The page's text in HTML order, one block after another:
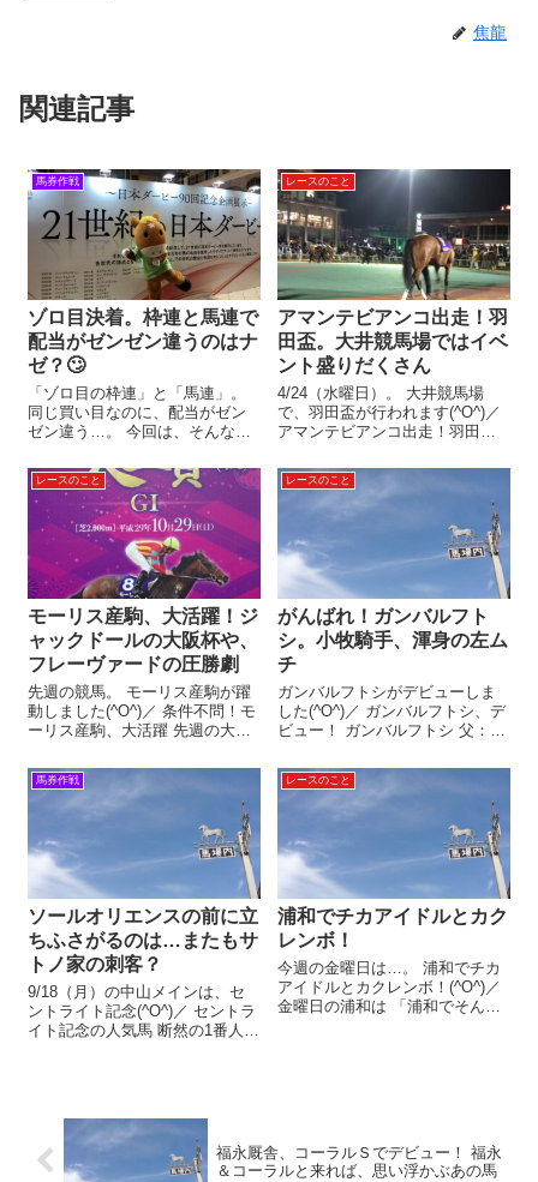
焦龍
関連記事
馬券作戦
ゾロ目決着。枠連と馬連で
配当がゼンゼン違うのはナ
ゼ？🙄
「ゾロ目の枠連」と「馬連」。
同じ買い目なのに、配当がゼン
ゼン違う…。 今回は、そんな話
のに… ――たとえば。 16頭立て
のレースで、下記の馬券は同じ
買い目。 ◆枠連1-1 ◆馬連1-2 オ
ッズは、だいたい同じ...
レースのこと
アマンテビアンコ出走！羽
田盃。大井競馬場ではイベ
ント盛りだくさん
4/24（水曜日）。 大井競馬場
で、羽田盃が行われます(^O^)／
アマンテビアンコ出走！羽田盃
が出走！ 白毛馬の戴冠なるか…
注目です🌟 大井競馬場では、イ
ベントが盛りだくさん！ 羽田盃
オリジナルキャップが当た...
レースのこと
モーリス産駒、大活躍！ジ
ャックドールの大阪杯や、
フレーヴァードの圧勝劇
先週の競馬。 モーリス産駒が躍
動しました(^O^)／ 条件不問！モ
ーリス産駒、大活躍 先週の大き
クドールの大阪杯制覇ですが。
他にも活躍馬が多数！ まず、土
曜の阪神では。 ラジオ関西賞仲
春特別をメイショウソラフネ...
レースのこと
がんばれ！ガンバルフト
シ。小牧騎手、渾身の左ム
チ
ガンバルフトシがデビューしま
した(^O^)／ ガンバルフトシ、デ
ビュー！ ガンバルフトシ 父：レ
トウショウ 性別：牡 馬主：伊藤
永二郎氏 厩舎：笹田 和秀厩舎
2023年10月22日（日曜日）京都4
馬券作戦
ソールオリエンスの前に立
ちふさがるのは…またもサ
トノ家の刺客？
9/18（月）の中山メインは、セ
ントライト記念(^O^)／ セントラ
イト記念の人気馬 断然の1番人気
ィール。 これまで...
レースのこと
浦和でチカアイドルとカク
レンボ！
今週の金曜日は…。 浦和でチカ
アイドルとカクレンボ！(^O^)／
金曜日の浦和は 「浦和でそんな
福永厩舎、コーラルＳでデビュー！ 福永
＆コーラルと来れば、思い浮かぶあの馬